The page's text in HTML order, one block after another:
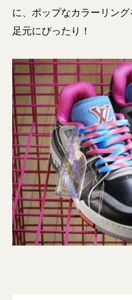
に、ポップなカラーリン
足元にぴったり！